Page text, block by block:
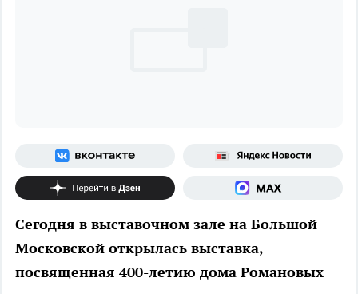
Сегодня в выставочном зале на Большой
Московской открылась выставка,
посвященная 400-летию дома Романовых